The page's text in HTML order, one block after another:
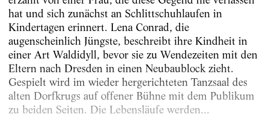
hat und sich zunächst an Schlittschuhlaufen in
Kindertagen erinnert. Lena Conrad, die
augenscheinlich Jüngste, beschreibt ihre Kindheit in
einer Art Waldidyll, bevor sie zu Wendezeiten mit den
Eltern nach Dresden in einen Neubaublock zieht.
Gespielt wird im wieder hergerichteten Tanzsaal des
alten Dorfkrugs auf offener Bühne mit dem Publikum
zu beiden Seiten. Die Lebensläufe werden...